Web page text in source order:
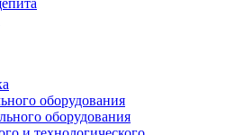
оборудования
оборудования